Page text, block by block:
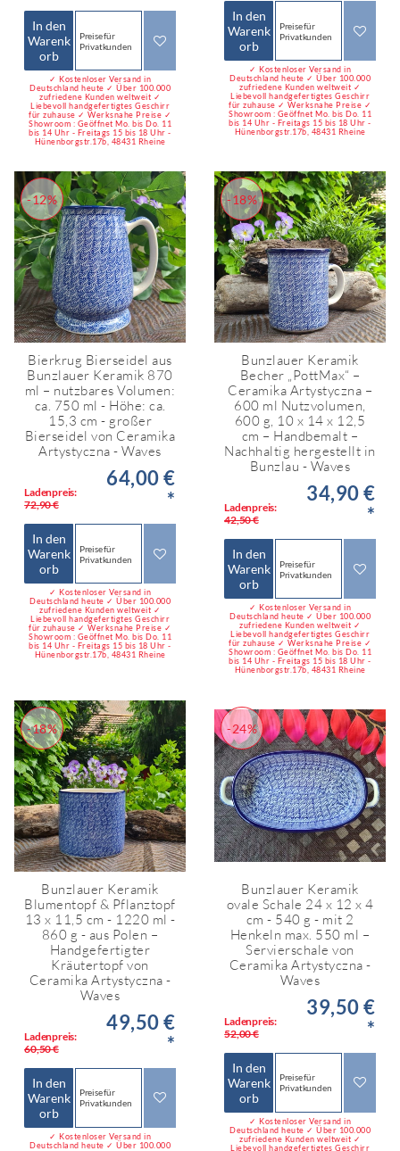
In den
Warenk
orb
Preise für
Privatkunden
✓ Kostenloser Versand in
Deutschland heute ✓ Über 100.000
zufriedene Kunden weltweit ✓
Liebevoll handgefertigtes Geschirr
für zuhause ✓ Werksnahe Preise ✓
Showroom : Geöffnet Mo. bis Do. 11
bis 14 Uhr - Freitags 15 bis 18 Uhr -
Hünenborgstr.17b, 48431 Rheine
In den
Warenk
orb
Preise für
Privatkunden
✓ Kostenloser Versand in
Deutschland heute ✓ Über 100.000
zufriedene Kunden weltweit ✓
Liebevoll handgefertigtes Geschirr
für zuhause ✓ Werksnahe Preise ✓
Showroom : Geöffnet Mo. bis Do. 11
bis 14 Uhr - Freitags 15 bis 18 Uhr -
Hünenborgstr.17b, 48431 Rheine
-12%
Bierkrug Bierseidel aus
Bunzlauer Keramik 870
ml – nutzbares Volumen:
ca. 750 ml - Höhe: ca.
15,3 cm - großer
Bierseidel von Ceramika
Artystyczna - Waves
Ladenpreis:
72,90 €
64,00 €
*
In den
Warenk
orb
Preise für
Privatkunden
✓ Kostenloser Versand in
Deutschland heute ✓ Über 100.000
zufriedene Kunden weltweit ✓
Liebevoll handgefertigtes Geschirr
für zuhause ✓ Werksnahe Preise ✓
Showroom : Geöffnet Mo. bis Do. 11
bis 14 Uhr - Freitags 15 bis 18 Uhr -
Hünenborgstr.17b, 48431 Rheine
-18%
Bunzlauer Keramik
Becher „PottMax“ –
Ceramika Artystyczna –
600 ml Nutzvolumen,
600 g, 10 x 14 x 12,5
cm – Handbemalt –
Nachhaltig hergestellt in
Bunzlau - Waves
Ladenpreis:
42,50 €
34,90 €
*
In den
Warenk
orb
Preise für
Privatkunden
✓ Kostenloser Versand in
Deutschland heute ✓ Über 100.000
zufriedene Kunden weltweit ✓
Liebevoll handgefertigtes Geschirr
für zuhause ✓ Werksnahe Preise ✓
Showroom : Geöffnet Mo. bis Do. 11
bis 14 Uhr - Freitags 15 bis 18 Uhr -
Hünenborgstr.17b, 48431 Rheine
-18%
Bunzlauer Keramik
Blumentopf & Pflanztopf
13 x 11,5 cm - 1220 ml -
860 g - aus Polen –
Handgefertigter
Kräutertopf von
Ceramika Artystyczna -
Waves
Ladenpreis:
60,50 €
49,50 €
*
In den
Warenk
orb
Preise für
Privatkunden
✓ Kostenloser Versand in
Deutschland heute ✓ Über 100.000
-24%
Bunzlauer Keramik
ovale Schale 24 x 12 x 4
cm - 540 g - mit 2
Henkeln max. 550 ml –
Servierschale von
Ceramika Artystyczna -
Waves
Ladenpreis:
52,00 €
39,50 €
*
In den
Warenk
orb
Preise für
Privatkunden
✓ Kostenloser Versand in
Deutschland heute ✓ Über 100.000
zufriedene Kunden weltweit ✓
Liebevoll handgefertigtes Geschirr